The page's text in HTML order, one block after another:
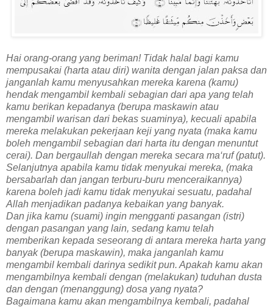
Hai orang-orang yang beriman! Tidak halal bagi kamu
mempusakai (harta atau diri) wanita dengan jalan paksa dan
janganlah kamu menyusahkan mereka karena (kamu)
hendak mengambil kembali sebagian dari apa yang telah
kamu berikan kepadanya (berupa maskawin atau
mengambil warisan dari bekas suaminya), kecuali apabila
mereka melakukan pekerjaan keji yang nyata (maka kamu
boleh mengambil sebagian dari harta itu dengan menuntut
cerai). Dan bergaullah dengan mereka secara ma‘ruf (patut).
Selanjutnya apabila kamu tidak menyukai mereka, (maka
bersabarlah dan jangan terburu-buru menceraikannya)
karena boleh jadi kamu tidak menyukai sesuatu, padahal
Allah menjadikan padanya kebaikan yang banyak.
Dan jika kamu (suami) ingin mengganti pasangan (istri)
dengan pasangan yang lain, sedang kamu telah
memberikan kepada seseorang di antara mereka harta yang
banyak (berupa maskawin), maka janganlah kamu
mengambil kembali darinya sedikit pun. Apakah kamu akan
mengambilnya kembali dengan (melakukan) tuduhan dusta
dan dengan (menanggung) dosa yang nyata?
Bagaimana kamu akan mengambilnya kembali, padahal